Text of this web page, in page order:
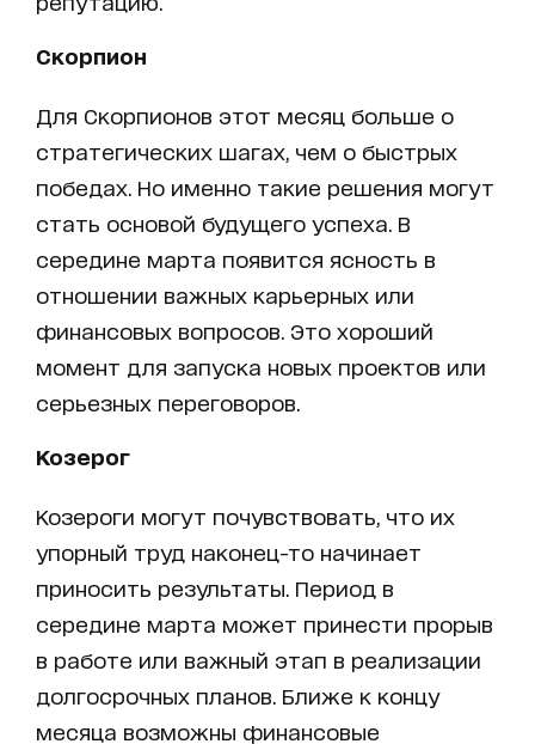
Скорпион
Для Скорпионов этот месяц больше о
стратегических шагах, чем о быстрых
победах. Но именно такие решения могут
стать основой будущего успеха. В
середине марта появится ясность в
отношении важных карьерных или
финансовых вопросов. Это хороший
момент для запуска новых проектов или
серьезных переговоров.
Козерог
Козероги могут почувствовать, что их
упорный труд наконец-то начинает
приносить результаты. Период в
середине марта может принести прорыв
в работе или важный этап в реализации
долгосрочных планов. Ближе к концу
месяца возможны финансовые